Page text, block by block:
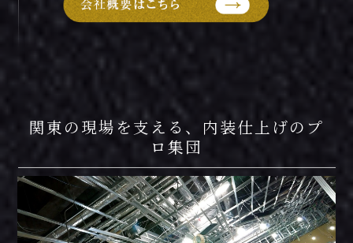
関東の現場を支える、内装仕上げのプ
ロ集団